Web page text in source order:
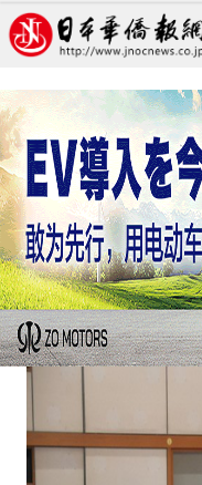
日本皇室正走向凋
蒋丰 评论 日本
日本新华侨报 2020/11/12